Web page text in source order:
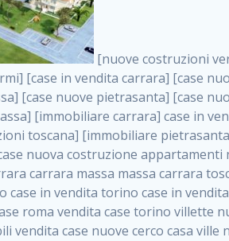
[nuove costruzioni versilia] [vendita case carrara] [immobiliare massa] [case nuove toscana] [case in vendita versilia] [case nuove forte dei marmi] [case in vendita carrara] [case nuove carrara] [nuove costruzioni pietrasanta] [nuove costruzioni forte dei marmi] [immobiliare versilia] [case nuove massa] [case nuove pietrasanta] [case nuove liguria] [immobiliare forte dei marmi] [nuove costruzioni liguria] [nuove costruzioni carrara] [nuove costruzioni massa] [immobiliare carrara] case in vendita toscana [immobiliare liguria] [case in vendita massa] [vendita case massa] [vendita case versilia] [nuove costruzioni toscana] [immobiliare pietrasanta] [immobiliare toscana] [case nuove versilia] nuove costruzioni case nuove in vendita case nuove case in costruzione case nuova costruzione appartamenti nuova costruzione case in vendita nuove costruzioni terreno edificabile nuove costruzioni milano marina di carrara carrara massa massa carrara toscana versilia case in vendita a milano case in vendita a roma appartamenti nuovi in vendita vendita case milano case in vendita torino case in vendita milano case di nuova costruzione nuove costruzioni roma case in vendita roma , case in vendita a milano . vendita case roma vendita case torino villette nuova costruzione vendita case privati cerco casa milano vendita case impresa edile vendita case genova vendita immobili vendita case nuove cerco casa ville nuova costruzione annunci case in vendita case in vendita nuova costruzione nuove case in vendita case in vendita da privati villette a schiera cerco casa in vendita case in affitto vendita nuove costruzioni costruire case affitto affitto negozio milano cerco casa roma cerco casa nuova costruzione appartamenti in costruzione, case in vendita a milano . case nuove vendita case in vendita nuove case nuove milano nuove costruzioni morena case in vendita costruzioni case case in vendita tor vergata nuova annunci vendita case case in vendita milano centro, case in vendita a milano . vendita case nuova costruzione case in vendita privati agenzia immobiliare appartamenti di nuova costruzione ville in costruzione case in vendita a opera nuova costruzione nuove costruzioni torino, case in vendita a milano .